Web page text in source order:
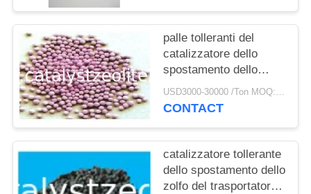
palle tolleranti del
catalizzatore dello
spostamento dello
zolfo di 3.5mm
USD3000-30000 /Ton MOQ:1 chilogrammo
CONTACT
catalizzatore tollerante
dello spostamento dello
zolfo del trasportatore